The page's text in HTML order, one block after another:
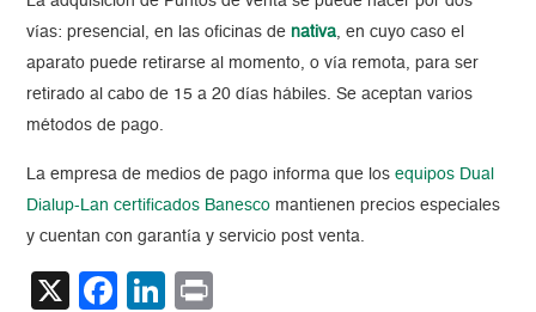
vías: presencial, en las oficinas de nativa, en cuyo caso el
aparato puede retirarse al momento, o vía remota, para ser
retirado al cabo de 15 a 20 días hábiles. Se aceptan varios
métodos de pago.
La empresa de medios de pago informa que losequipos Dual
Dialup-Lan certificados Banesco mantienen precios especiales
y cuentan con garantía y servicio post venta.
X Facebook
LinkedIn